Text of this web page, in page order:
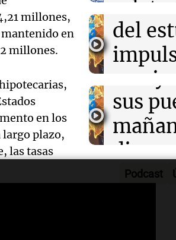
millones,
mantenido en
millones.
en los
largo plazo,
las tasas
su
1,8% en
Episodios
relato
Greco
Deportes
Episodios
del
Villa
Panorama
Episodios
la
sus
Audio.
María
Audio.
Podcast